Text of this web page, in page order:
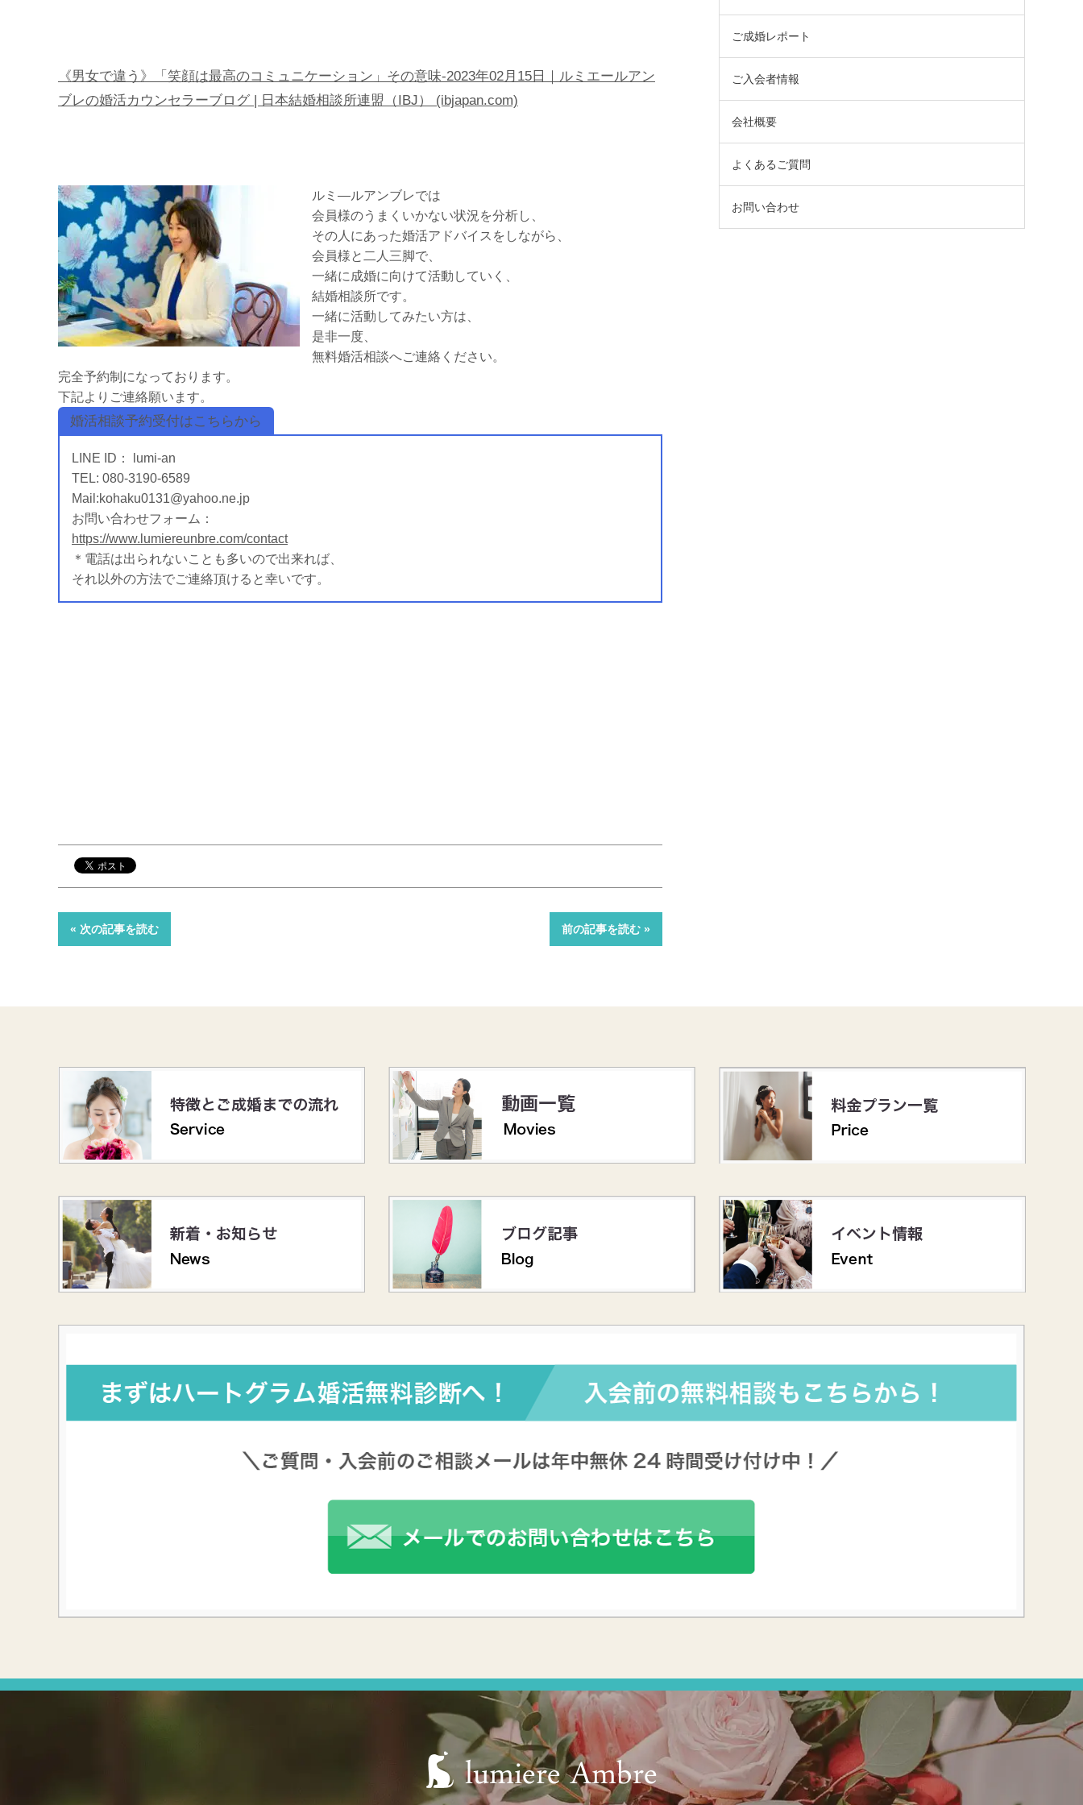
《男女で違う》「笑顔は最高のコミュニケーション」その意味-2023年02月15日｜ルミエールアン
ブレの婚活カウンセラーブログ | 日本結婚相談所連盟（IBJ） (ibjapan.com)
ルミ―ルアンブレでは
会員様のうまくいかない状況を分析し、
その人にあった婚活アドバイスをしながら、
会員様と二人三脚で、
一緒に成婚に向けて活動していく、
結婚相談所です。
一緒に活動してみたい方は、
是非一度、
無料婚活相談へご連絡ください。
完全予約制になっております。
下記よりご連絡願います。
婚活相談予約受付はこちらから
LINE ID： lumi-an
TEL: 080-3190-6589
Mail:kohaku0131@yahoo.ne.jp
お問い合わせフォーム：
https://www.lumiereunbre.com/contact
＊電話は出られないことも多いので出来れば、
それ以外の方法でご連絡頂けると幸いです。
« 次の記事を読む 前の記事を読む »
ご成婚レポート
ご入会者情報
会社概要
よくあるご質問
お問い合わせ